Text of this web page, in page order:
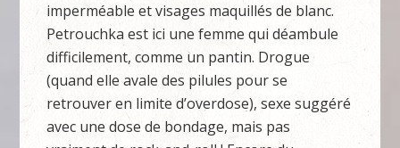
imperméable et visages maquillés de blanc.
Petrouchka est ici une femme qui déambule
difficilement, comme un pantin. Drogue
(quand elle avale des pilules pour se
retrouver en limite d’overdose), sexe suggéré
avec une dose de bondage, mais pas